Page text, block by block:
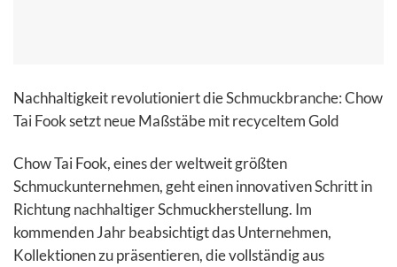
Nachhaltigkeit revolutioniert die Schmuckbranche: Chow
Tai Fook setzt neue Maßstäbe mit recyceltem Gold
Chow Tai Fook, eines der weltweit größten
Schmuckunternehmen, geht einen innovativen Schritt in
Richtung nachhaltiger Schmuckherstellung. Im
kommenden Jahr beabsichtigt das Unternehmen,
Kollektionen zu präsentieren, die vollständig aus